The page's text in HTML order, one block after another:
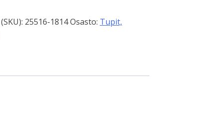
25516-1814Osasto: Tupit,